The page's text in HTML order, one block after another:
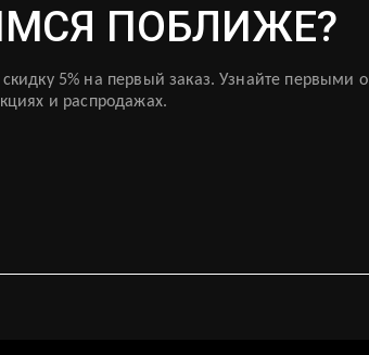
ПОБЛИЖЕ?
5% на первый заказ. Узнайте первыми о
и распродажах.